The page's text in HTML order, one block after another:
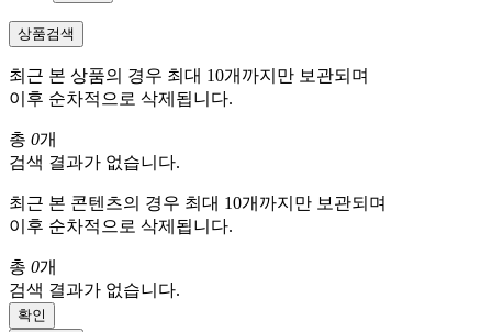
상품검색
최근 본 상품의 경우 최대 10개까지만 보관되며
이후 순차적으로 삭제됩니다.
총 0개
검색 결과가 없습니다.
최근 본 콘텐츠의 경우 최대 10개까지만 보관되며
이후 순차적으로 삭제됩니다.
총 0개
검색 결과가 없습니다.
확인